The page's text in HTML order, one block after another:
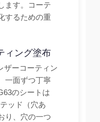
ます。コーテ
するための重
ィング塗布
ザーコーティン
一面ずつ丁寧
のシートは
ッド（穴あ
り、穴の一つ